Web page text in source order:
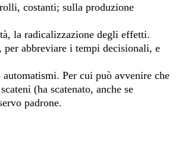
costanti; sulla produzione
la radicalizzazione degli effetti.
per abbreviare i tempi decisionali, e
Per cui può avvenire che
(ha scatenato, anche se
padrone.